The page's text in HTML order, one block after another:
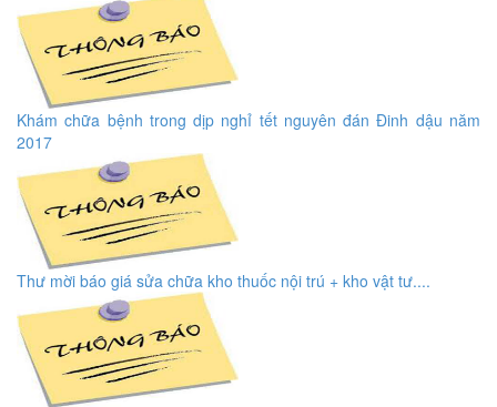
Khám chữa bệnh trong dịp nghỉ tết nguyên đán Đinh dậu năm
2017
Thư mời báo giá sửa chữa kho thuốc nội trú + kho vật tư....